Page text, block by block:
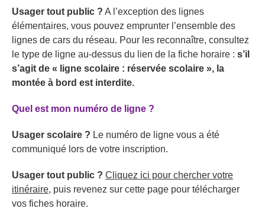
Usager tout public ? A l’exception des lignes
élémentaires, vous pouvez emprunter l’ensemble des
lignes de cars du réseau. Pour les reconnaître, consultez
le type de ligne au-dessus du lien de la fiche horaire : s’il
s’agit de « ligne scolaire : réservée scolaire », la
montée à bord est interdite.
Quel est mon numéro de ligne ?
Usager scolaire ? Le numéro de ligne vous a été
communiqué lors de votre inscription.
Usager tout public ? Cliquez ici pour chercher votre
itinéraire, puis revenez sur cette page pour télécharger
vos fiches horaire.